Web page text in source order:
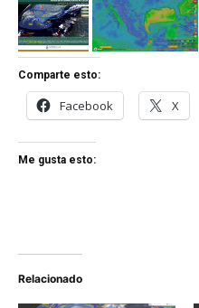
Comparte esto:
Facebook X
Me gusta esto:
Relacionado